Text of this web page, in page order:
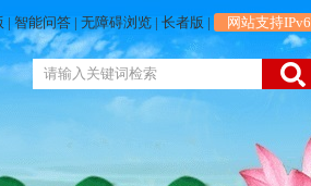
| 智能问答 | 无障碍浏览 | 长者版 | 网站支持IPv6